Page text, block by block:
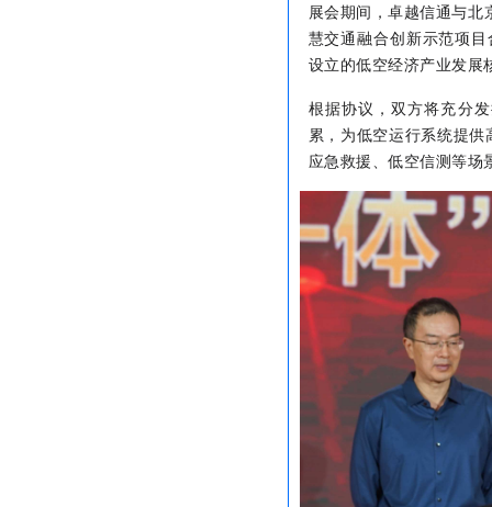
展会期间，卓越信通与
慧交通融合创新示范项
设立的低空经济产业发展
根据协议，双方将充分
累，为低空运行系统提
应急救援、低空信测等场